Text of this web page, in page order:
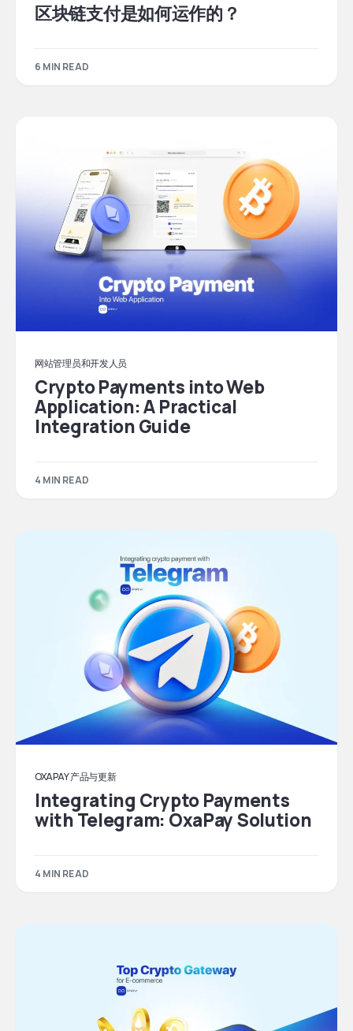
区块链支付是如何运作的？
6 MIN READ
网站管理员和开发人员
Crypto Payments into Web
Application: A Practical
Integration Guide
4 MIN READ
OXAPAY 产品与更新
Integrating Crypto Payments
with Telegram: OxaPay Solution
4 MIN READ